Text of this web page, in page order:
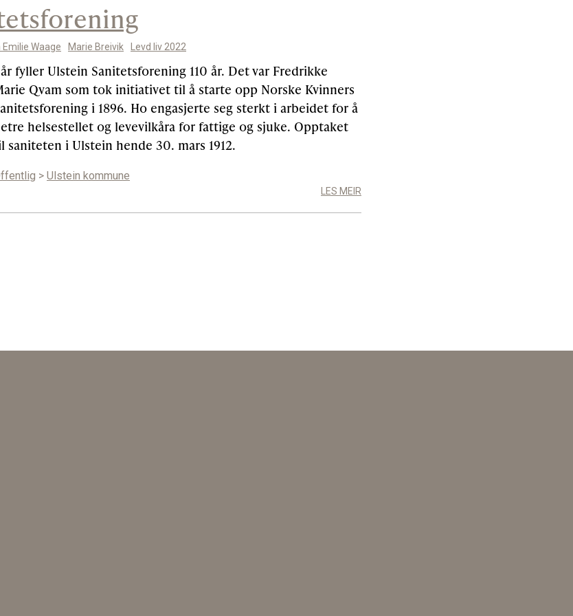
Emilie Waage Marie Breivik Levd liv 2022
fyller Ulstein Sanitetsforening 110 år. Det var Fredrikke
Qvam som tok initiativet til å starte opp Norske Kvinners
i 1896. Ho engasjerte seg sterkt i arbeidet for å
helsestellet og levevilkåra for fattige og sjuke. Opptaket
saniteten i Ulstein hende 30. mars 1912.
> Ulstein kommune
LES MEIR